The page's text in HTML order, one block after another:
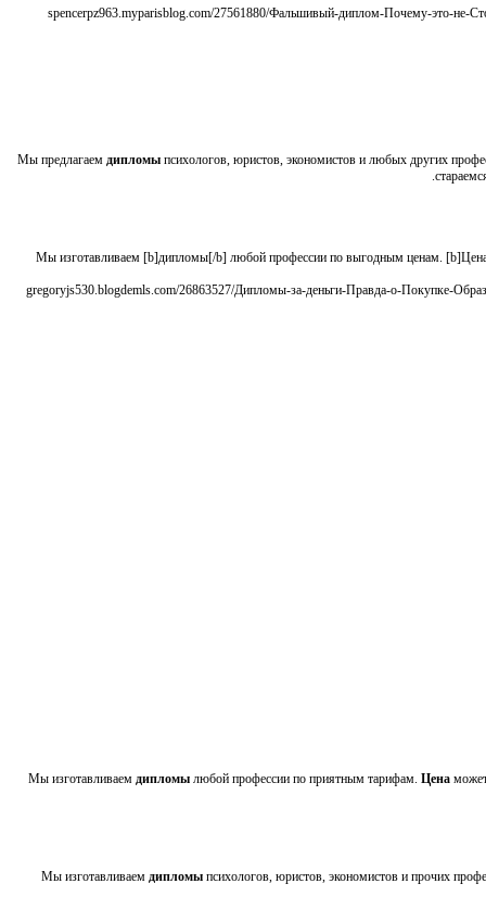
Мы предлагаем дипломы психологов, юристов, экономистов и любых других
Мы изготавливаем [b]дипломы[/b] любой профессии по выгодным ценам. [b]Цена[/
[url=http://gregoryjs530.blogdemls.com/26863527/Дипломы-за-деньги-Правда-о-Покупке-Образования-купить-диплом/]gregoryjs530.blogdemls.com/26863527/Дипломы-за-деньги-
Мы изготавливаем дипломы любой профессии по приятным тарифам. Цена
Мы изготавливаем дипломы психологов, юристов, экономистов и прочих